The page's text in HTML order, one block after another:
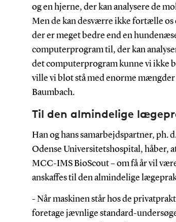
og en hjerne, der kan analysere de
Men de kan desværre ikke fortælle os
der er meget bedre end en
computerprogram til, der kan
det computerprogram kunne vi ikke
ville vi blot stå med enorme
Baumbach.
Til den almindelige
Han og hans samarbejdspartner, ph.
Odense Universitetshospital, håber,
MCC-IMS BioScout – om få år vil
anskaffes til den almindelige
- Når maskinen står hos de
foretage jævnlige standard-